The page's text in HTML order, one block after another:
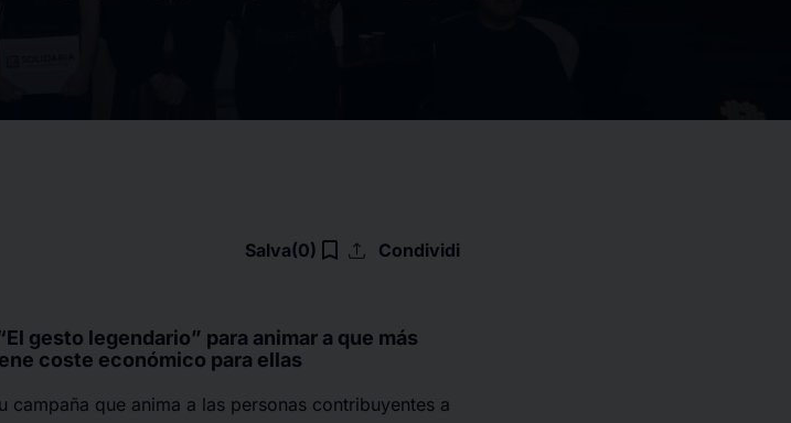
Salva(0) bookmark_border upload Condividi
gesto legendario” para animar a que más
coste económico para ellas
campaña que anima a las personas contribuyentes a